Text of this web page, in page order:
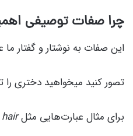
چرا صفات توصیفی
این صفات به نوشتار و گفتار
تصور کنید میخواهید دختری
برای مثال عبارت‌هایی مثل